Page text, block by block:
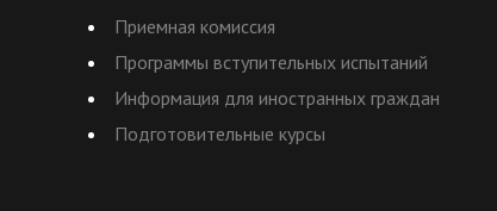
Приемная комиссия
Программы вступительных испытаний
Информация для иностранных граждан
Подготовительные курсы